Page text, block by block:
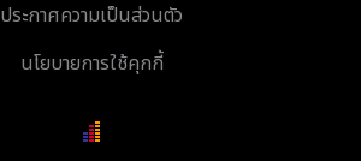
ประกาศความเป็นส่วนตัว
นโยบายการใช้คุกกี้